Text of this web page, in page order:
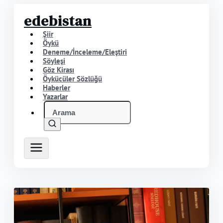
edebistan
Şiir
Öykü
Deneme/İnceleme/Eleştiri
Söyleşi
Göz Kirası
Öykücüler Sözlüğü
Haberler
Yazarlar